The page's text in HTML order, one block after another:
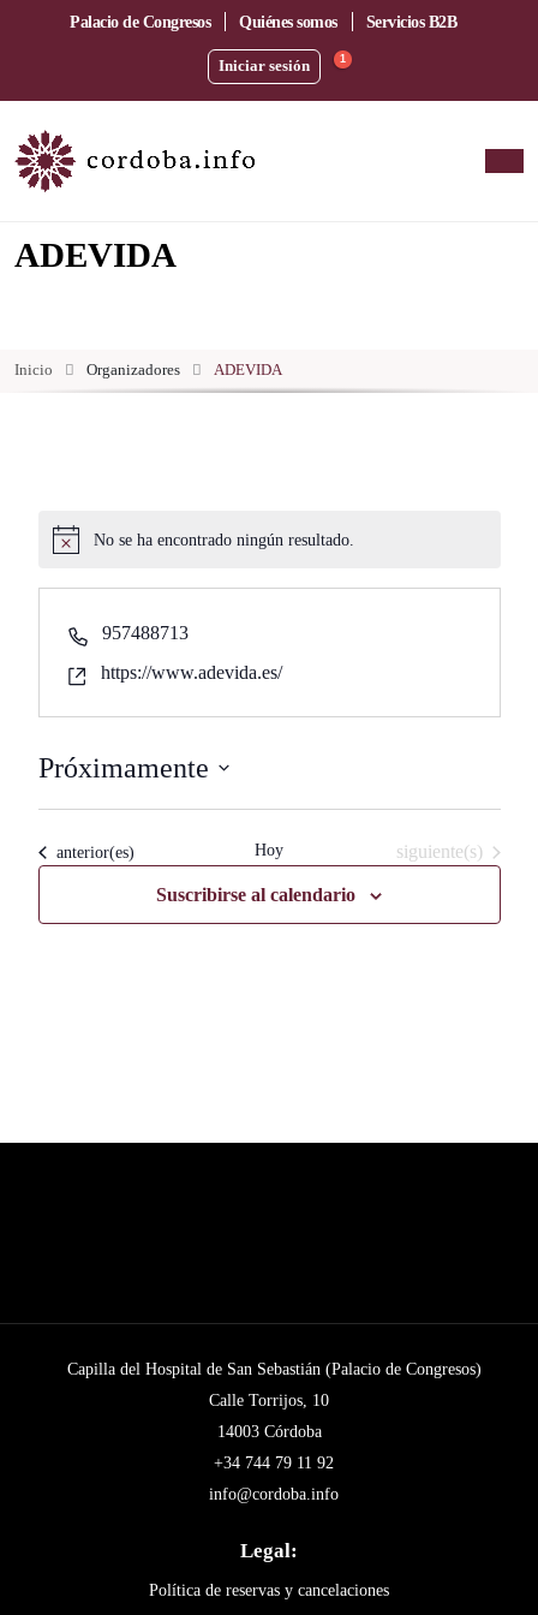
Palacio de Congresos Quiénes somos Servicios B2B
Iniciar sesión 1
ADEVIDA
Inicio Organizadores ADEVIDA
Aviso
No se ha encontrado ningún resultado.
Phone
957488713
Website
https://www.adevida.es/
Próximamente
Eventos
anterior(es) Hoy Eventos
siguiente(s)
Suscribirse al calendario
Capilla del Hospital de San Sebastián (Palacio de Congresos)
Calle Torrijos, 10
14003 Córdoba
+34 744 79 11 92
info@cordoba.info
Legal:
Política de reservas y cancelaciones